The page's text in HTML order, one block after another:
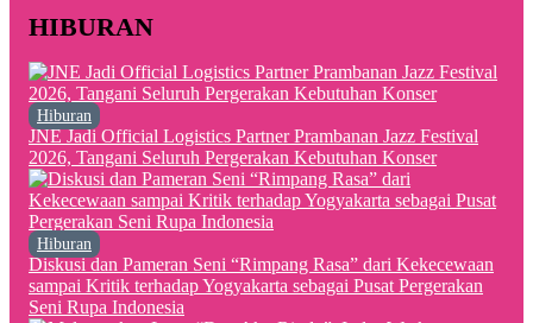
HIBURAN
Hiburan
JNE Jadi Official Logistics Partner Prambanan Jazz Festival
2026, Tangani Seluruh Pergerakan Kebutuhan Konser
Hiburan
Diskusi dan Pameran Seni “Rimpang Rasa” dari Kekecewaan
sampai Kritik terhadap Yogyakarta sebagai Pusat Pergerakan
Seni Rupa Indonesia